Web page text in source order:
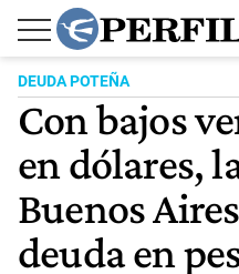
DEUDA POTEÑA
Con bajos
en dólares,
Buenos
deuda en